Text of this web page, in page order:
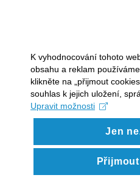
K vyhodnocování tohoto
obsahu a reklam
klikněte na „přijmout
souhlas k jejich uložení,
Upravit možnosti
Jen